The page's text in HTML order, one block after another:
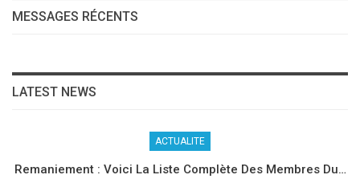
MESSAGES RÉCENTS
LATEST NEWS
ACTUALITE
Remaniement : Voici La Liste Complète Des Membres Du…